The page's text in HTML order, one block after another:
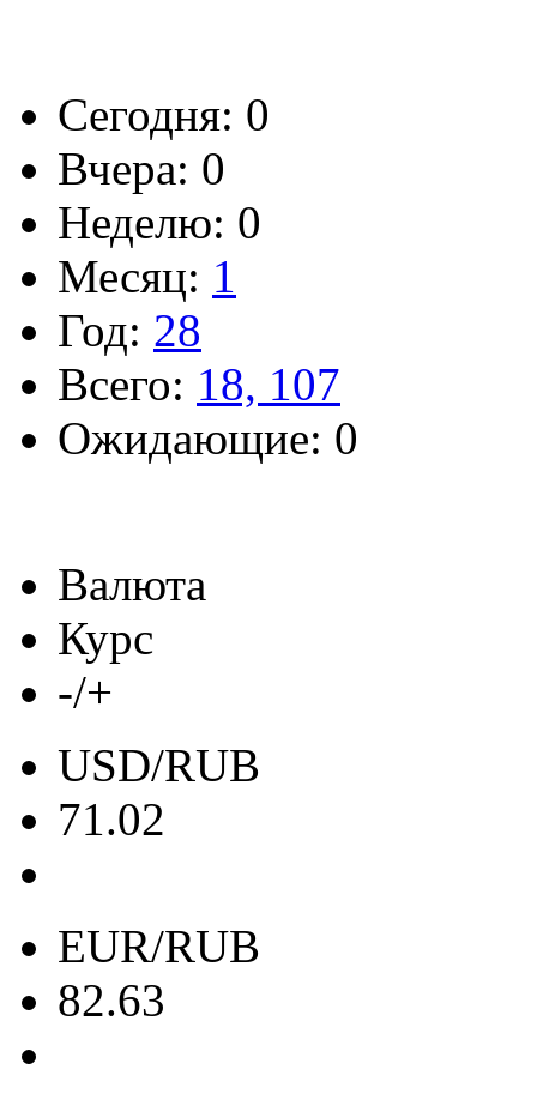
Сегодня: 0
Вчера: 0
Неделю: 0
Месяц: 1
Год: 28
Всего: 18, 107
Ожидающие: 0
Валюта
Курс
-/+
USD/RUB
71.02
EUR/RUB
82.63